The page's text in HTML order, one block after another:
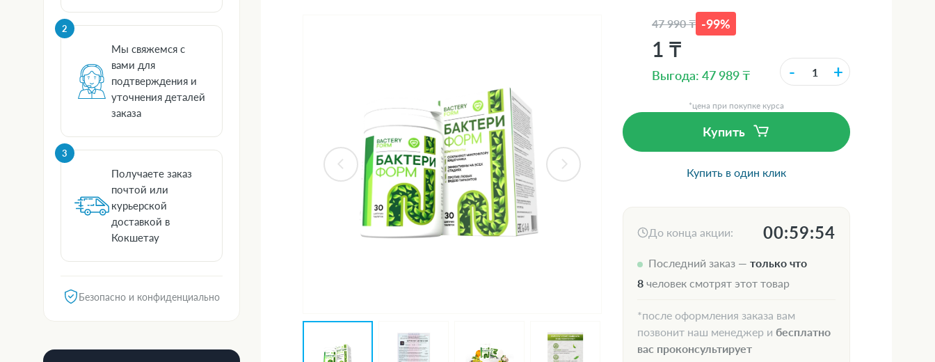
47 990 ₸ -99%
1 ₸
Выгода: 47 989 ₸ - +
*цена при покупке курса
Купить
Купить в один клик
До конца акции: 00:59:53
Последний заказ — только что
8 человек смотрят этот товар
*после оформления заказа вам
позвонит наш менеджер и бесплатно
вас проконсультирует
2
Мы свяжемся с
вами для
подтверждения и
уточнения деталей
заказа
3
Получаете заказ
почтой или
курьерской
доставкой в
Кокшетау
Безопасно и конфиденциально